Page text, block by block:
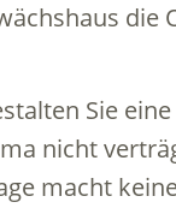
die
Sie
nicht
macht